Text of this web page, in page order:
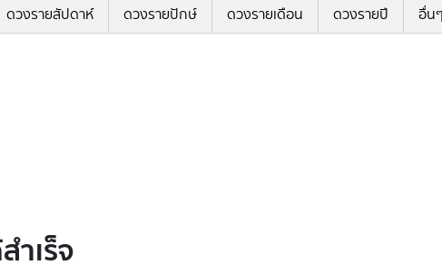
ดวงรายสัปดาห์ ดวงรายปักษ์ ดวงรายเดือน ดวงรายปี อื่นๆ
ำเร็จ